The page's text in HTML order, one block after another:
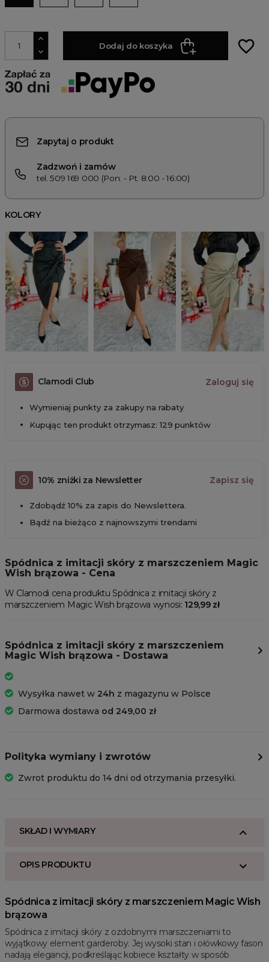
Dodaj do koszyka favorite_border
Zapytaj o produkt
Zadzwoń i zamów
tel. 509 169 000 (Pon. - Pt. 8:00 - 16:00)
KOLORY
Clamodi Club Zaloguj się
Wymieniaj punkty za zakupy na rabaty
Kupując ten produkt otrzymasz: 129 punktów
10% zniżki za Newsletter Zapisz się
Zdobądź 10% za zapis do Newslettera.
Bądź na bieżąco z najnowszymi trendami
Spódnica z imitacji skóry z marszczeniem Magic
Wish brązowa - Cena
W Clamodi cena produktu Spódnica z imitacji skóry z
marszczeniem Magic Wish brązowa wynosi: 129,99 zł
Spódnica z imitacji skóry z marszczeniem
Magic Wish brązowa - Dostawa
Wysyłka nawet w 24h z magazynu w Polsce
Darmowa dostawa od 249,00 zł
Polityka wymiany i zwrotów
Zwrot produktu do 14 dni od otrzymania przesyłki.
SKŁAD I WYMIARY
OPIS PRODUKTU
Spódnica z imitacji skóry z marszczeniem Magic Wish
brązowa
Spódnica z imitacji skóry z ozdobnymi marszczeniami to
wyjątkowy element garderoby. Jej wysoki stan i ołówkowy fason
nadają elegancji, podkreślając kobiece kształty w sposób